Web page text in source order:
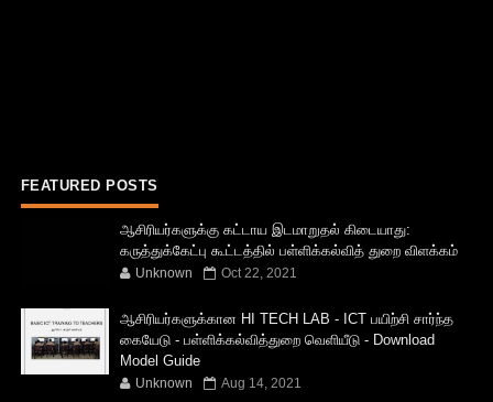
FEATURED POSTS
ஆசிரியர்களுக்கு கட்டாய இடமாறுதல் கிடையாது:
கருத்துக்கேட்பு கூட்டத்தில் பள்ளிக்கல்வித் துறை விளக்கம்
Unknown Oct 22, 2021
ஆசிரியர்களுக்கான HI TECH LAB - ICT பயிற்சி சார்ந்த
கையேடு - பள்ளிக்கல்வித்துறை வெளியீடு - Download
Model Guide
Unknown Aug 14, 2021